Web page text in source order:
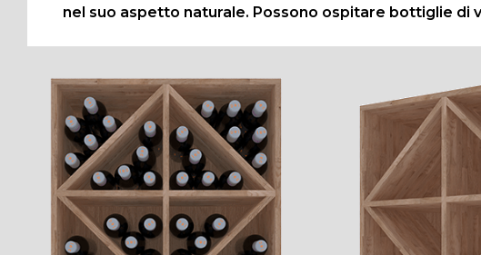
nel suo aspetto naturale. Possono ospitare bottiglie di